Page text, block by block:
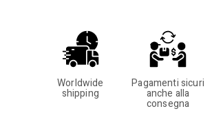
Worldwide
shipping
Pagamenti sicuri
anche alla
consegna